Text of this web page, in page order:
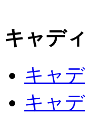
キャデ
キャ
キャ